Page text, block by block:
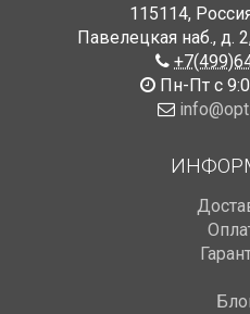
115114,
Павелецкая наб., д.
Пн-Пт с